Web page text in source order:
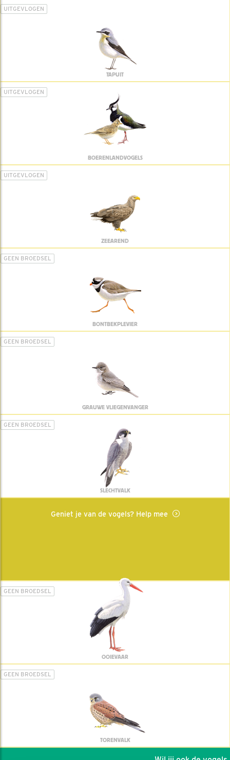
UITGEVLOGEN
TAPUIT
UITGEVLOGEN
BOERENLANDVOGELS
UITGEVLOGEN
ZEEAREND
GEEN BROEDSEL
BONTBEKPLEVIER
GEEN BROEDSEL
GRAUWE VLIEGENVANGER
GEEN BROEDSEL
SLECHTVALK
Geniet je van de vogels? Help mee
GEEN BROEDSEL
OOIEVAAR
GEEN BROEDSEL
TORENVALK